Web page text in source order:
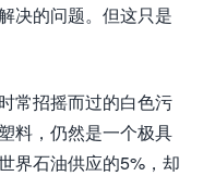
决的问题。但这只是
常招摇而过的白色污
料，仍然是一个极具
界石油供应的5%，却